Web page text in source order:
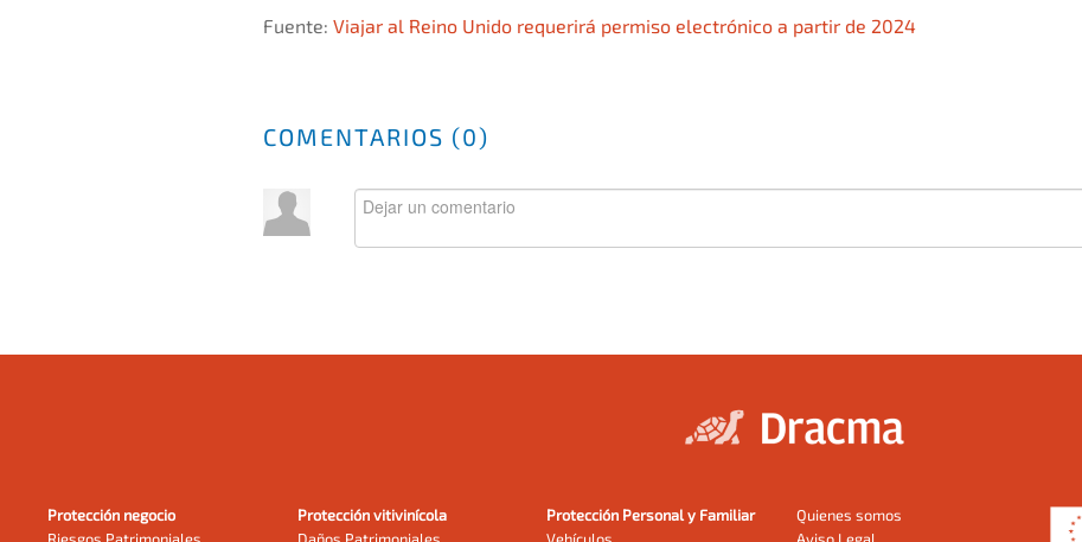
Fuente: Viajar al Reino Unido requerirá permiso electrónico a partir de 2024
COMENTARIOS (0)
Protección negocio
Protección vitivinícola
Protección Personal y Familiar
Quienes somos